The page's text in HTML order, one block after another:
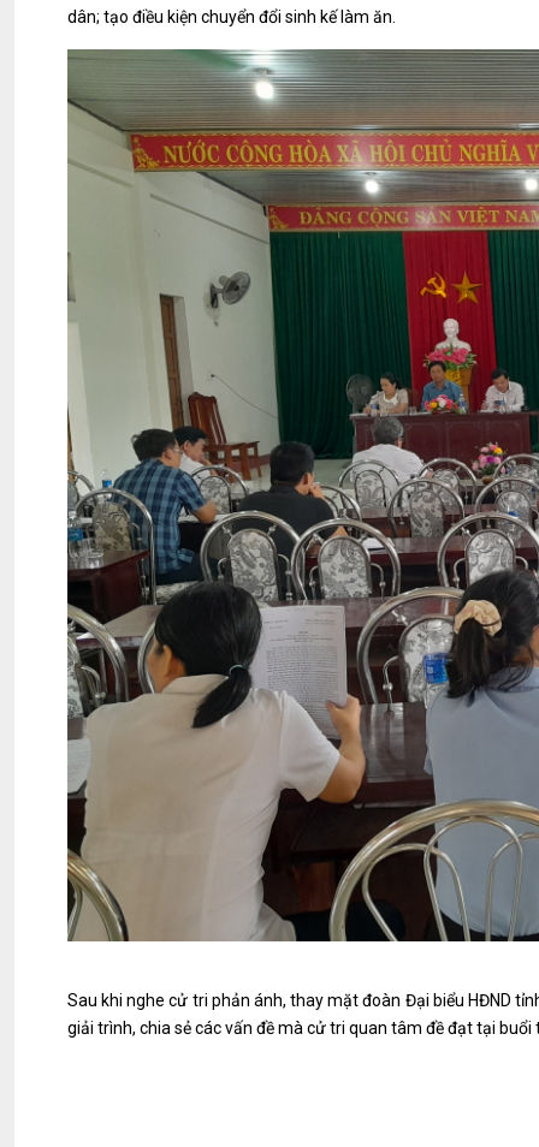
dân; tạo điều kiện chuyển đổi sinh kế làm ăn.
Sau khi nghe cử tri phản ánh, thay mặt đoàn Đại biểu HĐND
giải trình, chia sẻ các vấn đề mà cử tri quan tâm đề đạt tại buổi